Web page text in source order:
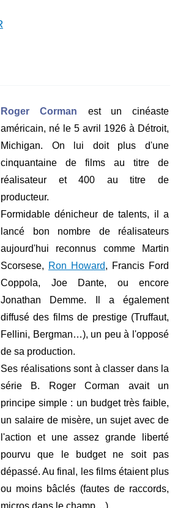
Roger Corman
est un cinéaste
américain, né le 5 avril 1926 à Détroit,
Michigan. On lui doit plus d'une
cinquantaine de films au titre de
réalisateur et 400 au titre de
producteur.
Formidable dénicheur de talents, il a
lancé bon nombre de réalisateurs
aujourd'hui reconnus comme
Martin
Scorsese, Ron Howard, Francis Ford
Coppola, Joe Dante, ou encore
Jonathan Demme. Il a également
diffusé des films de prestige (Truffaut,
Fellini, Bergman…), un peu à l'opposé
de sa production.
Ses réalisations sont à classer dans la
série B. Roger Corman avait un
principe simple : un budget très faible,
un salaire de misère, un sujet avec de
l'action et une assez grande liberté
pourvu que le budget ne soit pas
dépassé. Au final, les films étaient plus
ou moins bâclés (fautes de raccords,
micros dans le champ…).